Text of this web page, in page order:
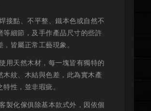
接點、不平整、鐵本色或自然不
等細節，及手作產品尺寸的些許
，皆屬正常工藝現象。
用天然木材，每一塊皆有獨特的
木紋、木結與色差，此為實木產
特性，並非瑕疵。
製化傢俱除基本款式外，因依個